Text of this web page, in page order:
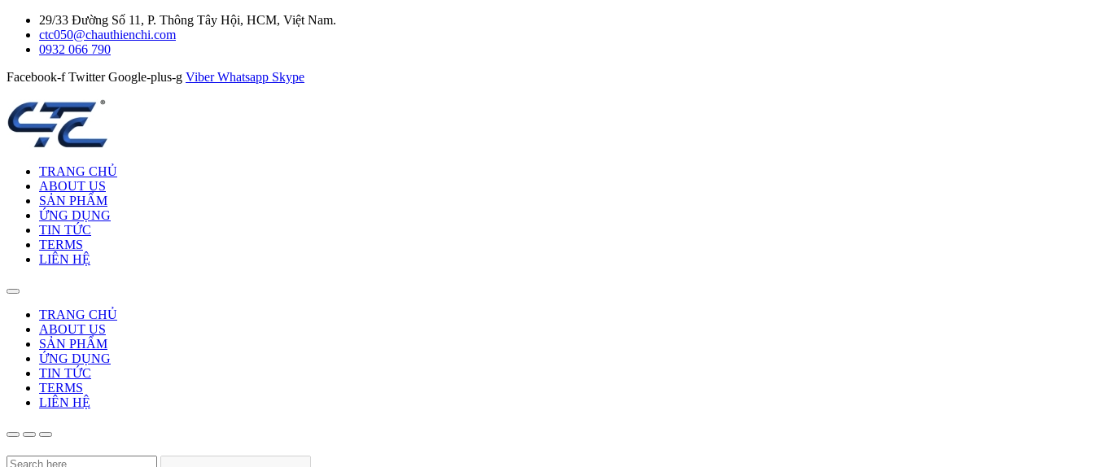
29/33 Đường Số 11, P. Thông Tây Hội, HCM, Việt Nam.
ctc050@chauthienchi.com
0932 066 790
Facebook-f Twitter Google-plus-g Viber Whatsapp Skype
TRANG CHỦ
ABOUT US
SẢN PHẨM
ỨNG DỤNG
TIN TỨC
TERMS
LIÊN HỆ
TRANG CHỦ
ABOUT US
SẢN PHẨM
ỨNG DỤNG
TIN TỨC
TERMS
LIÊN HỆ